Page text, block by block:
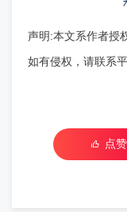
声明:本文系作者授
如有侵权，请联系平
点赞